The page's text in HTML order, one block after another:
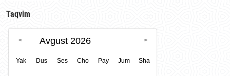
Taqvim
Avgust 2026
Yak Dus Ses Cho Pay Jum Sha